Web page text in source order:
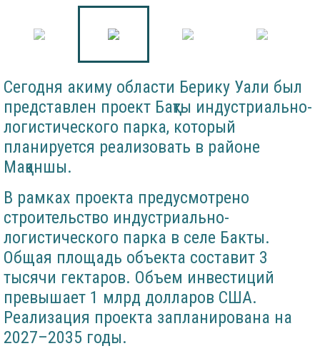
Сегодня акиму области Берику Уали был
представлен проект Бақты индустриально-
логистического парка, который
планируется реализовать в районе
Мақаншы.
В рамках проекта предусмотрено
строительство индустриально-
логистического парка в селе Бакты.
Общая площадь объекта составит 3
тысячи гектаров. Объем инвестиций
превышает 1 млрд долларов США.
Реализация проекта запланирована на
2027–2035 годы.